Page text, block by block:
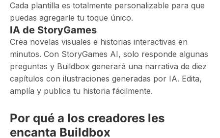
Cada plantilla es totalmente personalizable para que
puedas agregarle tu toque único.
IA de StoryGames
Crea novelas visuales e historias interactivas en
minutos. Con StoryGames AI, solo responde algunas
preguntas y Buildbox generará una narrativa de diez
capítulos con ilustraciones generadas por IA. Edita,
amplía y publica tu historia fácilmente.
Por qué a los creadores les
encanta Buildbox